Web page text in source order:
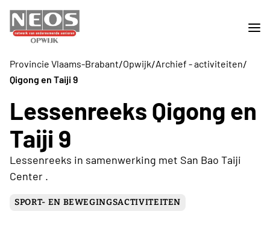
Provincie Vlaams-Brabant/Opwijk/Archief - activiteiten/
Qigong en Taiji 9
Lessenreeks Qigong en
Taiji 9
Lessenreeks in samenwerking met San Bao Taiji
Center .
SPORT- EN BEWEGINGSACTIVITEITEN